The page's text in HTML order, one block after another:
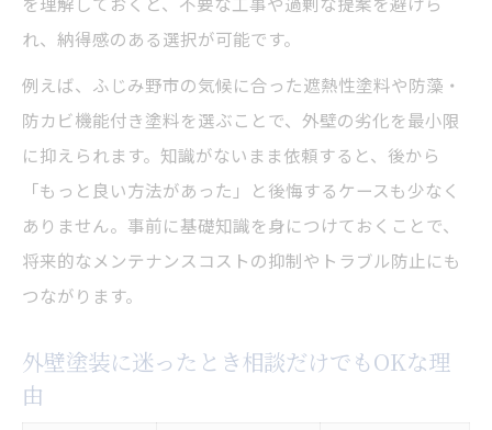
れ、納得感のある選択が可能です。
例えば、ふじみ野市の気候に合った遮熱性塗料や防藻・
防カビ機能付き塗料を選ぶことで、外壁の劣化を最小限
に抑えられます。知識がないまま依頼すると、後から
「もっと良い方法があった」と後悔するケースも少なく
ありません。事前に基礎知識を身につけておくことで、
将来的なメンテナンスコストの抑制やトラブル防止にも
つながります。
外壁塗装に迷ったとき相談だけでもOKな理
由